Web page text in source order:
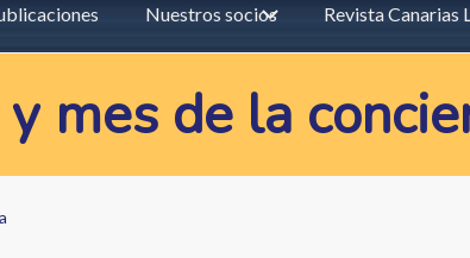
Nuestros socios Revista Canarias
mes de la